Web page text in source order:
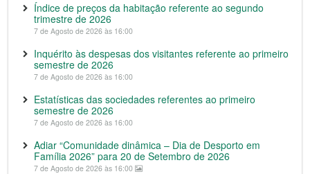
Índice de preços da habitação referente ao segundo
trimestre de 2026
7 de Agosto de 2026 às 16:00
Inquérito às despesas dos visitantes referente ao primeiro
semestre de 2026
7 de Agosto de 2026 às 16:00
Estatísticas das sociedades referentes ao primeiro
semestre de 2026
7 de Agosto de 2026 às 16:00
Adiar “Comunidade dinâmica – Dia de Desporto em
Família 2026” para 20 de Setembro de 2026
7 de Agosto de 2026 às 16:00